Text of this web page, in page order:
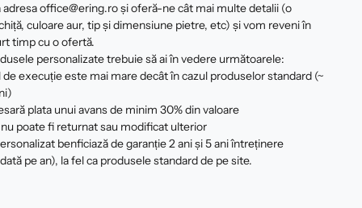
office@ering.ro și oferă-ne cât mai multe detalii (o
culoare aur, tip și dimensiune pietre, etc) și vom reveni în
timp cu o ofertă.
personalizate trebuie să ai în vedere următoarele:
execuție este mai mare decât în cazul produselor standard (~
plata unui avans de minim 30% din valoare
poate fi returnat sau modificat ulterior
benficiază de garanție 2 ani și 5 ani întreținere
pe an), la fel ca produsele standard de pe site.